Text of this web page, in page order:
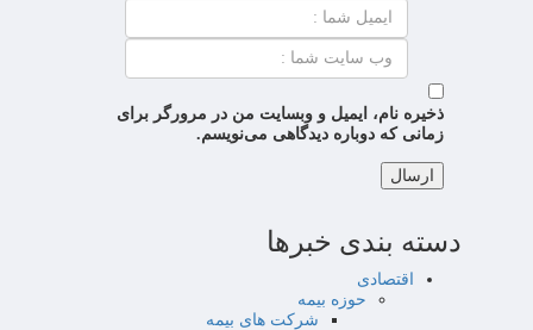
ذخیره نام، ایمیل و وبسایت من در مرورگر برای
زمانی که دوباره دیدگاهی می‌نویسم.
دسته بندی خبرها
اقتصادی
حوزه بیمه
شرکت های بیمه